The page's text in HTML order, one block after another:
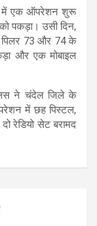
में एक ऑपरेशन शुरू
पकड़ा। उसी दिन,
पिलर 73 और 74 के
और एक मोबाइल
ने चंदेल जिले के
में छह पिस्टल,
रेडियो सेट बरामद